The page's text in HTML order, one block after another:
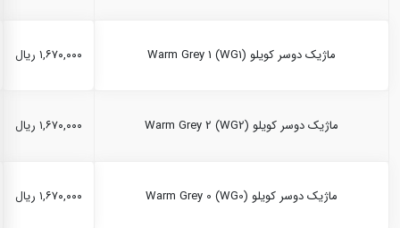
ماژیک دوسر کویلو Warm Grey 1 (WG1) ۱,۶۷۰,۰۰۰ ریال
ماژیک دوسر کویلو Warm Grey 2 (WG2) ۱,۶۷۰,۰۰۰ ریال
ماژیک دوسر کویلو Warm Grey 0 (WG0) ۱,۶۷۰,۰۰۰ ریال